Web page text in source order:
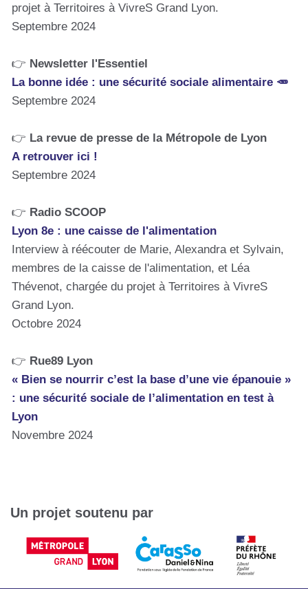
projet à Territoires à VivreS Grand Lyon.
Septembre 2024
👉 Newsletter l'Essentiel
La bonne idée : une sécurité sociale alimentaire 🥕
Septembre 2024
👉 La revue de presse de la Métropole de Lyon
A retrouver ici !
Septembre 2024
👉 Radio SCOOP
Lyon 8e : une caisse de l'alimentation
Interview à réécouter de Marie, Alexandra et Sylvain,
membres de la caisse de l'alimentation, et Léa
Thévenot, chargée du projet à Territoires à VivreS
Grand Lyon.
Octobre 2024
👉 Rue89 Lyon
« Bien se nourrir c’est la base d’une vie épanouie »
: une sécurité sociale de l’alimentation en test à
Lyon
Novembre 2024
Un projet soutenu par